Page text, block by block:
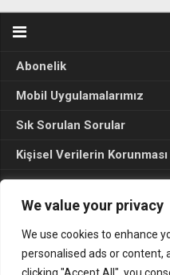
We value your privacy
We use cookies to enhance
personalised ads or content,
Abonelik
Mobil Uygulamalarımız
Sık Sorulan Sorular
Kişisel Verilerin Korunması
Seçim Sonuçları 2024
Gerçek Hayat ©